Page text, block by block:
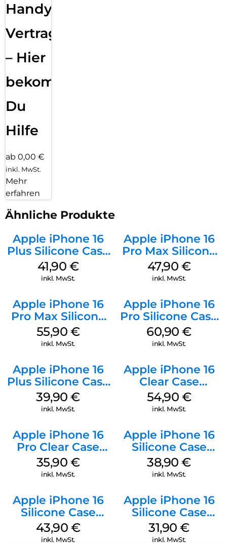
Handy
Vertragsabwicklung
– Hier
bekommst
Du
Hilfe
ab 0,00 €
inkl. MwSt.
Mehr
erfahren
Ähnliche Produkte
Apple iPhone 16
Plus Silicone Case
MagSafe Stone
Gray
41,90 €
inkl. MwSt.
Apple iPhone 16
Pro Max Silicone
Case MagSafe
Black
47,90 €
inkl. MwSt.
Apple iPhone 16
Pro Max Silicone
Case MagSafe
Stone Gray
55,90 €
inkl. MwSt.
Apple iPhone 16
Pro Silicone Case
MagSafe Stone
Gray
60,90€
inkl. MwSt.
Apple iPhone 16
Plus Silicone Case
MagSafe Plum
39,90€
inkl. MwSt.
Apple iPhone 16
Clear Case
MagSafe
Transparent
54,90 €
inkl. MwSt.
Apple iPhone 16
Pro Clear Case
MagSafe
Transparent
35,90 €
inkl. MwSt.
Apple iPhone 16
Silicone Case
MagSafe
Ultramarine
38,90€
inkl. MwSt.
Apple iPhone 16
Silicone Case
MagSafe Plum
43,90 €
inkl. MwSt.
Apple iPhone 16
Silicone Case
MagSafe Fuchsia
31,90€
inkl. MwSt.